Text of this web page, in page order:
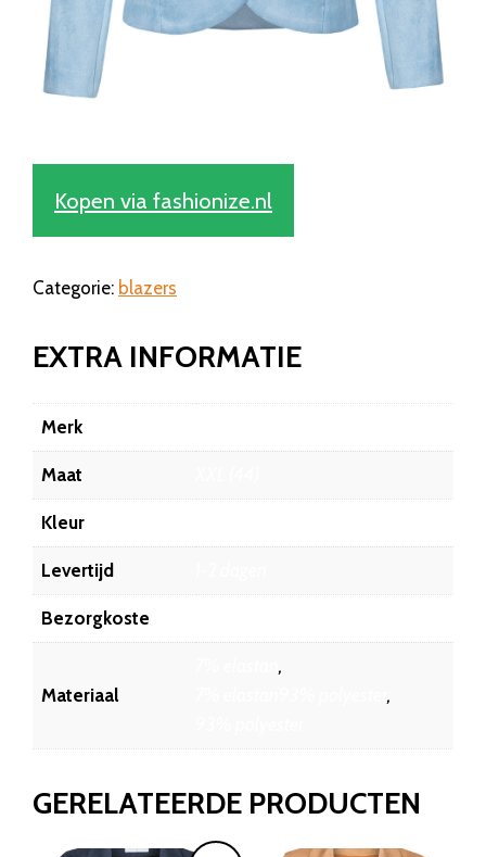
Kopen via fashionize.nl
Categorie: blazers
EXTRA INFORMATIE
Merk
Maat
Kleur
Levertijd
Bezorgkoste
Materiaal
,
,
GERELATEERDE PRODUCTEN